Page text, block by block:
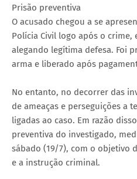
Prisão preventiva
O acusado chegou a se
Polícia Civil logo após o crime,
alegando legítima defesa. Foi
arma e liberado após
No entanto, no decorrer das
de ameaças e perseguições a
ligadas ao caso. Em razão
preventiva do investigado,
sábado (19/7), com o objetivo
e a instrução criminal.